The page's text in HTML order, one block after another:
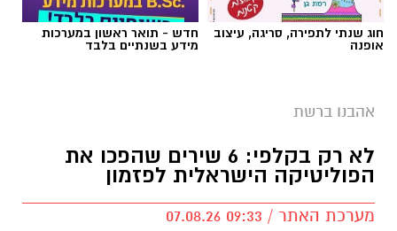
חוג שנתי לתפירה, סריגה, עיצוב
אופנה
חדש - תואר ראשון במערכות
מידע בשנתיים בלבד
אהבנו ברשת
לא רק בקלפי: 6 שירים שהפכו את
הפוליטיקה הישראלית לפזמון
מערכת האתר / 09:33 07.08.26